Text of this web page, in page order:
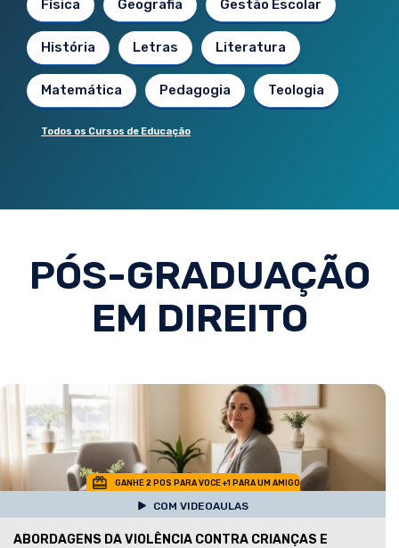
Física Geografia Gestão Escolar
História Letras Literatura
Matemática Pedagogia Teologia
Todos os Cursos de Educação
PÓS-GRADUAÇÃO
EM DIREITO
GANHE 2 POS PARA VOCE +1 PARA UM AMIGO
COM VIDEOAULAS
ABORDAGENS DA VIOLÊNCIA CONTRA CRIANÇAS E